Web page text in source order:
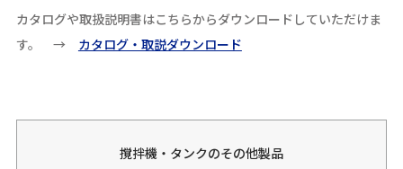
カタログや取扱説明書はこちらからダウンロードしていただけま
す。 → カタログ・取説ダウンロード
撹拌機・タンクのその他製品